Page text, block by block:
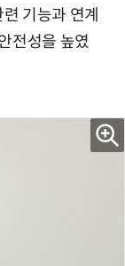
기능과 연계
전성을 높였